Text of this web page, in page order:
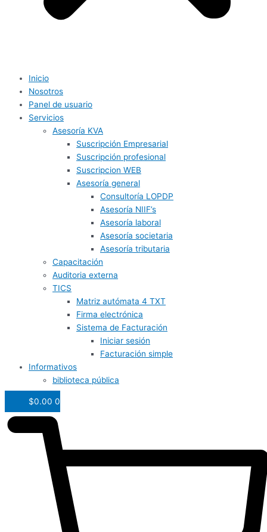
Inicio
Nosotros
Panel de usuario
Servicios
Asesoría KVA
Suscripción Empresarial
Suscripción profesional
Suscripcion WEB
Asesoría general
Consultoría LOPDP
Asesoría NIIF’s
Asesoría laboral
Asesoría societaria
Asesoría tributaria
Capacitación
Auditoria externa
TICS
Matriz autómata 4 TXT
Firma electrónica
Sistema de Facturación
Iniciar sesión
Facturación simple
Informativos
biblioteca pública
$0.00 0